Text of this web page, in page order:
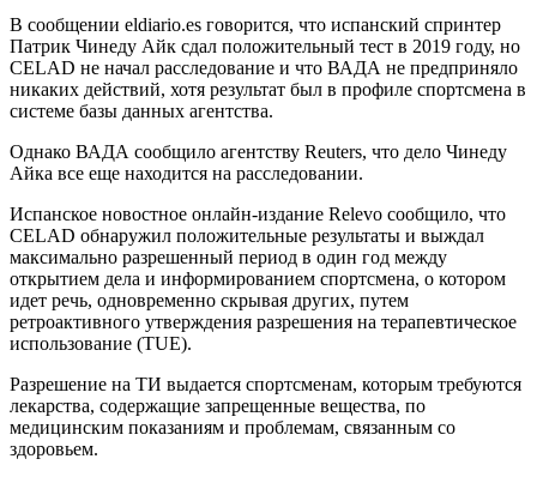
В сообщении eldiario.es говорится, что испанский спринтер
Патрик Чинеду Айк сдал положительный тест в 2019 году, но
CELAD не начал расследование и что ВАДА не предприняло
никаких действий, хотя результат был в профиле спортсмена в
системе базы данных агентства.
Однако ВАДА сообщило агентству Reuters, что дело Чинеду
Айка все еще находится на расследовании.
Испанское новостное онлайн-издание Relevo сообщило, что
CELAD обнаружил положительные результаты и выждал
максимально разрешенный период в один год между
открытием дела и информированием спортсмена, о котором
идет речь, одновременно скрывая других, путем
ретроактивного утверждения разрешения на терапевтическое
использование (TUE).
Разрешение на ТИ выдается спортсменам, которым требуются
лекарства, содержащие запрещенные вещества, по
медицинским показаниям и проблемам, связанным со
здоровьем.